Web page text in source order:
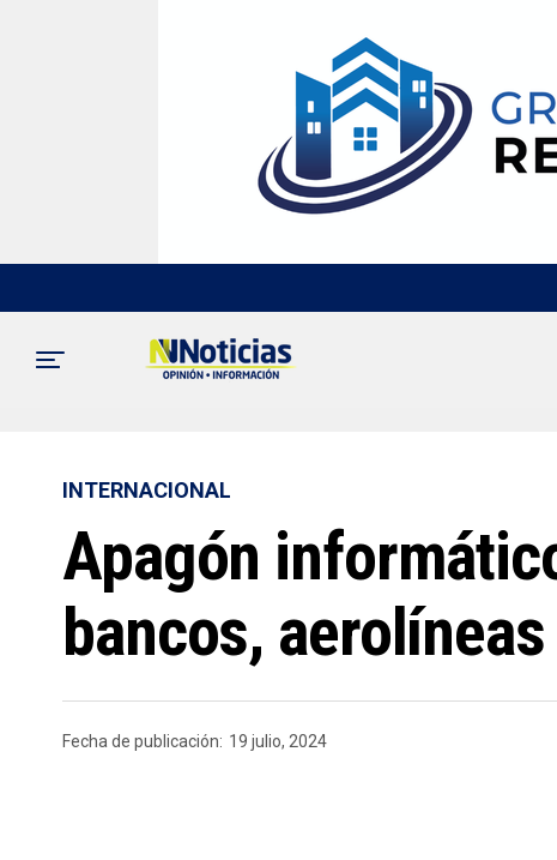
INTERNACIONAL
Apagón
bancos,
Fecha de publicación: 19 julio, 2024